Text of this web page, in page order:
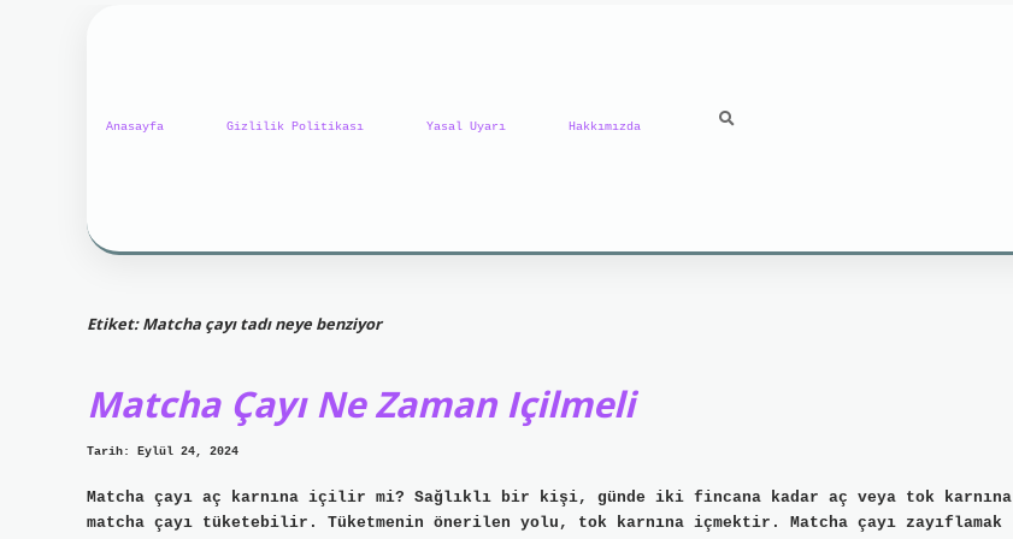
Anasayfa Gizlilik Politikası Yasal Uyarı Hakkımızda
Etiket:Matcha çayı tadı neye benziyor
Matcha Çayı Ne Zaman Içilmeli
Tarih: Eylül 24, 2024
Matcha çayı aç karnına içilir mi? Sağlıklı bir kişi, günde iki fincana kadar aç veya tok karnına
matcha çayı tüketebilir. Tüketmenin önerilen yolu, tok karnına içmektir. Matcha çayı zayıflamak